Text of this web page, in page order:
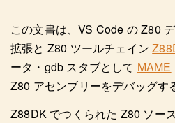
この文書は、VS Code の Z80
拡張と Z80 ツールチェイン
ータ・gdb スタブとして MAME
Z80 アセンブリーをデバッグす
Z88DK でつくられた Z80 ソー